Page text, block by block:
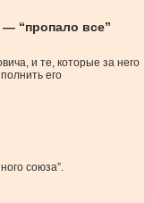
“пропало все”
и те, которые за него
его
союза”.